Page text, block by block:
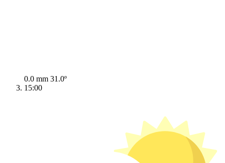
0.0 mm 31.0º
15:00